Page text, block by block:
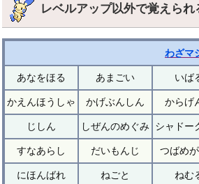
レベルアップ以外で覚えら
わざマ
あなをほる あまごい いば
かえんほうしゃ かげぶんしん からげ
じしん しぜんのめぐみ シャドー
すなあらし だいもんじ つばめ
にほんばれ ねごと ねむ